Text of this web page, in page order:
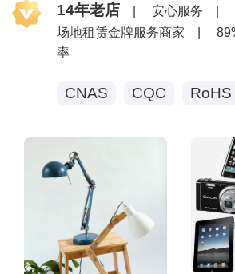
14年老店 安心服务
场地租赁金牌服务商家
率
CNAS CQC RoHS